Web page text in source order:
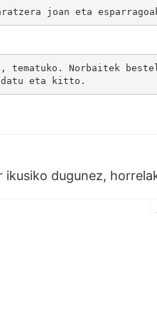
joan eta
tematuko. Norbaitek
eta kitto.
ikusiko dugunez,